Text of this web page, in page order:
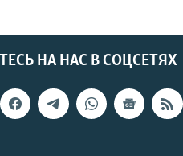
НА НАС В СОЦСЕТЯХ